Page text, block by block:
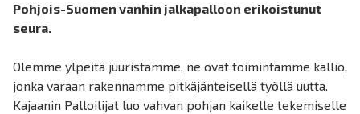
Pohjois-Suomen vanhin jalkapalloon erikoistunut
seura.
Olemme ylpeitä juuristamme, ne ovat toimintamme kallio,
jonka varaan rakennamme pitkäjänteisellä työllä uutta.
Kajaanin Palloilijat luo vahvan pohjan kaikelle tekemiselle